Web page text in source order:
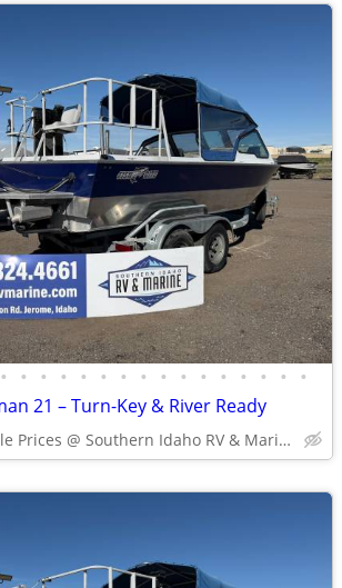
• • • • • • • • • • • • • • • •
21 – Turn-Key & River Ready
Wholesale Prices @ Southern Idaho RV & Marine